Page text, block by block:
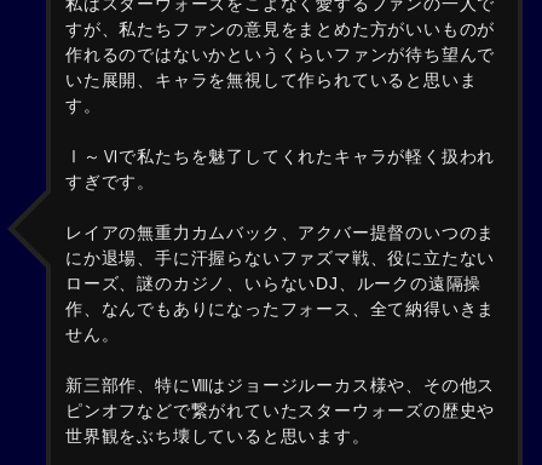
私はスターウォーズをこよなく愛するファンの一人で
すが、私たちファンの意見をまとめた方がいいものが
作れるのではないかというくらいファンが待ち望んで
いた展開、キャラを無視して作られていると思いま
す。
Ⅰ～Ⅵで私たちを魅了してくれたキャラが軽く扱われ
すぎです。
レイアの無重力カムバック、アクバー提督のいつのま
にか退場、手に汗握らないファズマ戦、役に立たない
ローズ、謎のカジノ、いらないDJ、ルークの遠隔操
作、なんでもありになったフォース、全て納得いきま
せん。
新三部作、特にⅧはジョージルーカス様や、その他ス
ピンオフなどで繋がれていたスターウォーズの歴史や
世界観をぶち壊していると思います。